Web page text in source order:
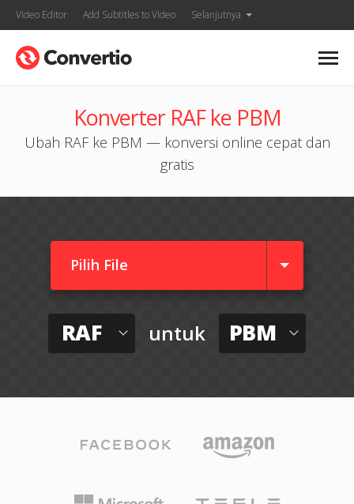
Video Editor Add Subtitles to Video Selanjutnya
Konverter RAF ke PBM
Ubah RAF ke PBM — konversi online cepat dan
gratis
Pilih File
RAF untuk PBM